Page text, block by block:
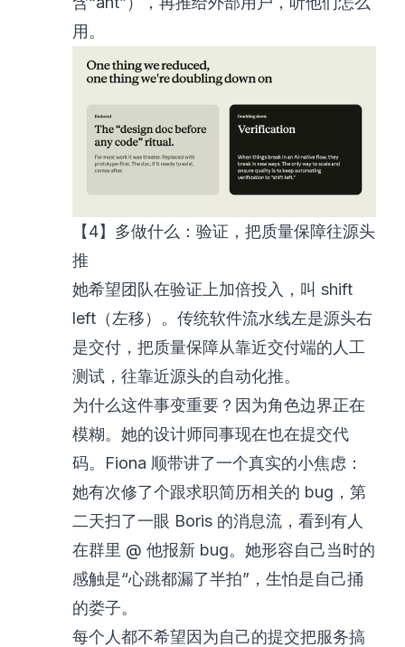
用。
【4】多做什么：验证，把质量保障往源头
推
她希望团队在验证上加倍投入，叫 shift
left（左移）。传统软件流水线左是源头右
是交付，把质量保障从靠近交付端的人工
测试，往靠近源头的自动化推。
为什么这件事变重要？因为角色边界正在
模糊。她的设计师同事现在也在提交代
码。Fiona 顺带讲了一个真实的小焦虑：
她有次修了个跟求职简历相关的 bug，第
二天扫了一眼 Boris 的消息流，看到有人
在群里 @ 他报新 bug。她形容自己当时的
感触是“心跳都漏了半拍”，生怕是自己捅
的娄子。
每个人都不希望因为自己的提交把服务搞